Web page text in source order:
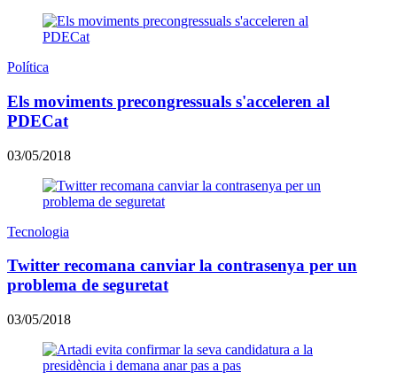
Política
Els moviments precongressuals s'acceleren al
PDECat
03/05/2018
Tecnologia
Twitter recomana canviar la contrasenya per un
problema de seguretat
03/05/2018